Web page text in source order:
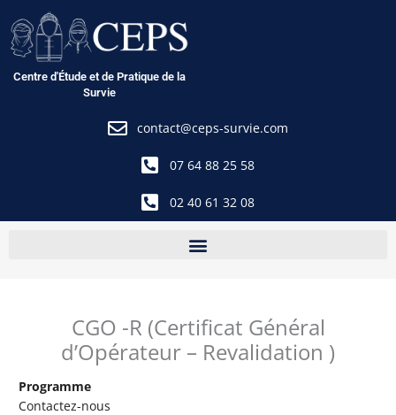
au
contenu
Centre d'Étude et de Pratique de la
Survie
contact@ceps-survie.com
07 64 88 25 58
02 40 61 32 08
CGO -R (Certificat Général
d’Opérateur – Revalidation )
Programme
Contactez-nous